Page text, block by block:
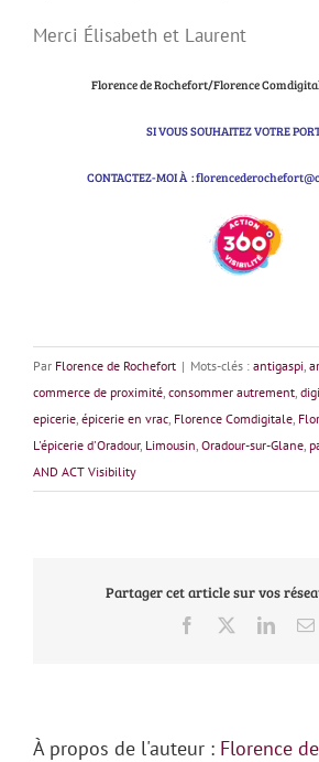
Merci Élisabeth et Laurent
Florence de Rochefort/Florence
SI VOUS SOUHAITEZ VOTRE
CONTACTEZ-MOI À :
Par Florence de Rochefort | Mots-clés : antigaspi
commerce de proximité consommer autrement
epicerie épicerie en vrac Florence Comdigitale
L'épicerie d'Oradour, Limousin Oradour-sur-Glane
AND ACT Visibility
Partager cet article sur vos
Facebook
À propos de l'auteur : Florence